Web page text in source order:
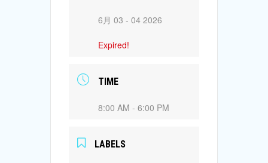
6月 03 - 04 2026
Expired!
TIME
8:00 AM - 6:00 PM
LABELS